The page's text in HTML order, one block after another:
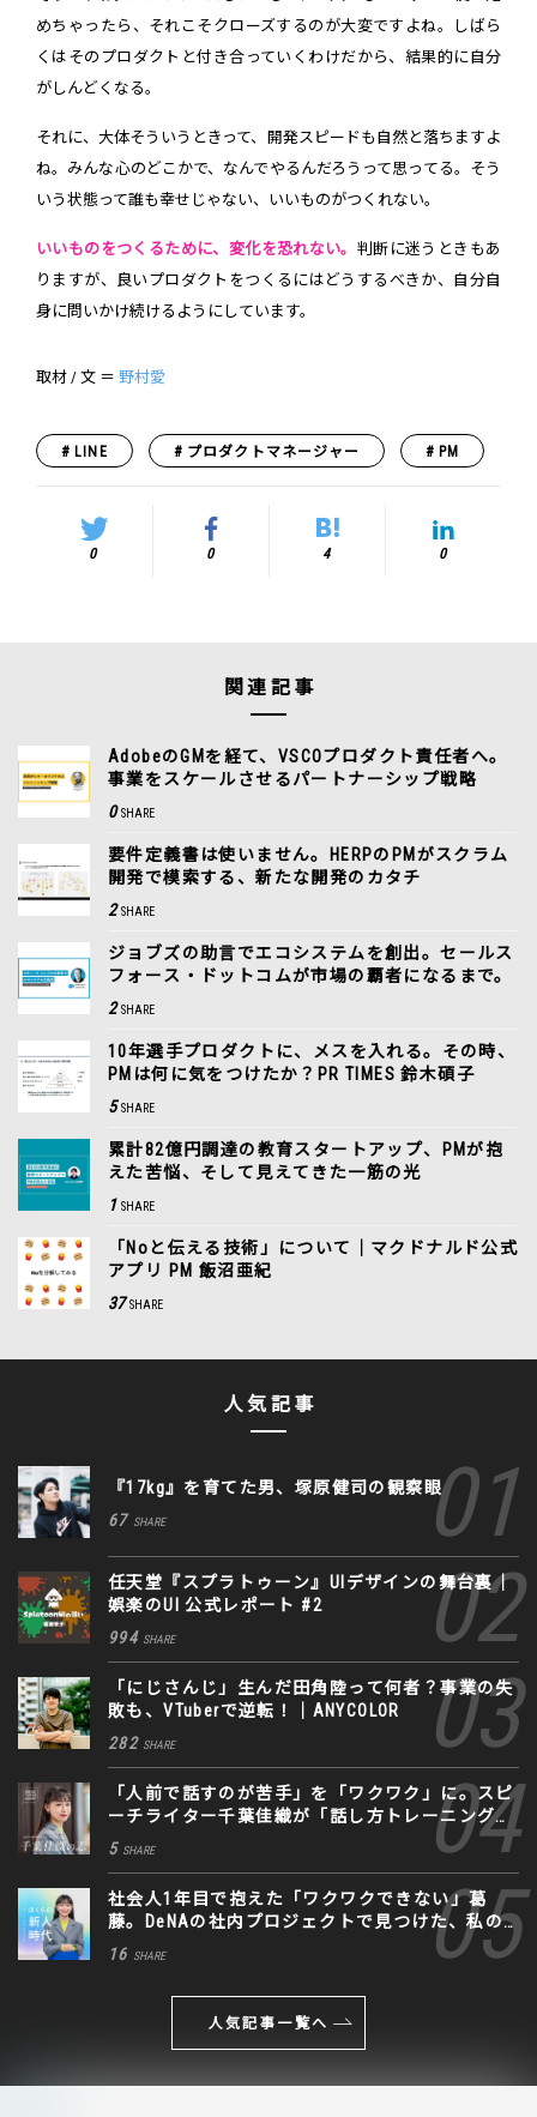
めちゃったら、それこそクローズするのが大変ですよね。しばら
くはそのプロダクトと付き合っていくわけだから、結果的に自分
がしんどくなる。
それに、大体そういうときって、開発スピードも自然と落ちますよ
ね。みんな心のどこかで、なんでやるんだろうって思ってる。そう
いう状態って誰も幸せじゃない、いいものがつくれない。
いいものをつくるために、変化を恐れない。 判断に迷うときもあ
りますが、良いプロダクトをつくるにはどうするべきか、自分自
身に問いかけ続けるようにしています。
取材 / 文 ＝ 野村愛
LINE プロダクトマネージャー PM
0 0 4 0
関連記事
AdobeのGMを経て、VSCOプロダクト責任者へ。
事業をスケールさせるパートナーシップ戦略
0 SHARE
要件定義書は使いません。HERPのPMがスクラム
開発で模索する、新たな開発のカタチ
2 SHARE
ジョブズの助言でエコシステムを創出。セールス
フォース・ドットコムが市場の覇者になるまで。
2 SHARE
10年選手プロダクトに、メスを入れる。その時、
PMは何に気をつけたか？PR TIMES 鈴木碩子
5 SHARE
累計82億円調達の教育スタートアップ、PMが抱
えた苦悩、そして見えてきた一筋の光
1 SHARE
「Noと伝える技術」について｜マクドナルド公式
アプリ PM 飯沼亜紀
37 SHARE
人気記事
『17kg』を育てた男、塚原健司の観察眼
67 SHARE
任天堂『スプラトゥーン』UIデザインの舞台裏｜
娯楽のUI 公式レポート #2
994 SHARE
「にじさんじ」生んだ田角陸って何者？事業の失
敗も、VTuberで逆転！｜ANYCOLOR
282 SHARE
「人前で話すのが苦手」を「ワクワク」に。スピ
ーチライター千葉佳織が「話し方トレーニング」
に込めた思い
5 SHARE
社会人1年目で抱えた「ワクワクできない」葛
藤。DeNAの社内プロジェクトで見つけた、私の
生きる道
16 SHARE
人気記事一覧へ